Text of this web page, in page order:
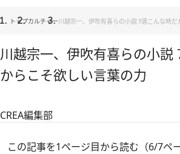
トップカルチャー川越宗一、伊吹有喜らの小説 7選こんな時
川越宗一、伊吹有喜らの小説
からこそ欲しい言葉の力
CREA編集部
この記事を1ページ目から読む（6/7ペー